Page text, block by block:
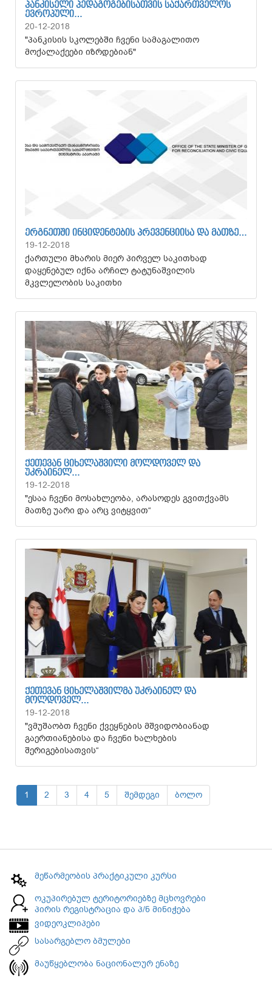
ᲞᲐᲜᲙᲘᲡᲔᲚᲘ ᲞᲔᲓᲐᲒᲝᲒᲔᲑᲘᲡᲐᲗᲕᲘᲡ ᲡᲐᲥᲐᲠᲗᲕᲔᲚᲝᲡ
ᲔᲕᲠᲝᲞᲣᲚᲘ…
20-12-2018
"პანკისის სკოლებში ჩვენი სამაგალითო
მოქალაქეები იზრდებიან"
ᲔᲠᲒᲜᲔᲗᲨᲘ ᲘᲜᲪᲘᲓᲔᲜᲢᲔᲑᲘᲡ ᲞᲠᲔᲕᲔᲜᲪᲘᲘᲡᲐ ᲓᲐ ᲛᲐᲗᲖᲔ…
19-12-2018
ქართული მხარის მიერ პირველ საკითხად
დაყენებულ იქნა არჩილ ტატუნაშვილის
მკვლელობის საკითხი
ᲥᲔᲗᲔᲕᲐᲜ ᲪᲘᲮᲔᲚᲐᲨᲕᲘᲚᲘ ᲛᲝᲚᲓᲝᲕᲔᲚ ᲓᲐ
ᲣᲙᲠᲐᲘᲜᲔᲚ…
19-12-2018
"ესაა ჩვენი მოსახლეობა, არასოდეს გვითქვამს
მათზე უარი და არც ვიტყვით“
ᲥᲔᲗᲔᲕᲐᲜ ᲪᲘᲮᲔᲚᲐᲨᲕᲘᲚᲛᲐ ᲣᲙᲠᲐᲘᲜᲔᲚ ᲓᲐ
ᲛᲝᲚᲓᲝᲕᲔᲚ…
19-12-2018
"ვმუშაობთ ჩვენი ქვეყნების მშვიდობიანად
გაერთიანებისა და ჩვენი ხალხების
შერიგებისათვის“
1 2 3 4 5 შემდეგი ბოლო
მეწარმეობის პრაქტიკული კურსი
ოკუპირებულ ტერიტორიებზე მცხოვრები
პირის რეგისტრაცია და პ/ნ მინიჭება
ვიდეოკლიპები
სასარგებლო ბმულები
მაუწყებლობა ნაციონალურ ენაზე